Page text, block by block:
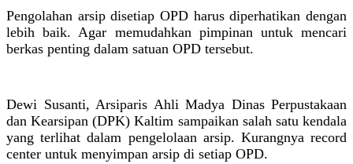
Pengolahan arsip disetiap OPD harus diperhatikan dengan
lebih baik. Agar memudahkan pimpinan untuk mencari
berkas penting dalam satuan OPD tersebut.
Dewi Susanti, Arsiparis Ahli Madya Dinas Perpustakaan
dan Kearsipan (DPK) Kaltim sampaikan salah satu kendala
yang terlihat dalam pengelolaan arsip. Kurangnya record
center untuk menyimpan arsip di setiap OPD.